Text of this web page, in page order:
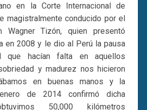
en la Corte Internacional de
magistralmente conducido por el
Wagner Tizón, quien presentó
en 2008 y le dio al Perú la pausa
que hacían falta en aquellos
y madurez nos hicieron
en buenas manos y la
de 2014 confirmó dicha
50,000 kilómetros